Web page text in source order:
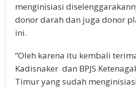
menginisiasi
donor darah dan juga donor
ini.
“Oleh karena itu kembali
Kadisnaker dan BPJS
Timur yang sudah